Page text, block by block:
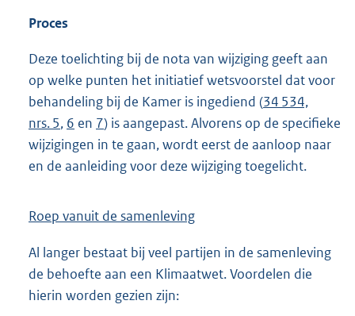
Proces
Deze toelichting bij de nota van wijziging geeft aan
op welke punten het initiatief wetsvoorstel dat voor
behandeling bij de Kamer is ingediend (34 534,
nrs. 5, 6 en 7) is aangepast. Alvorens op de specifieke
wijzigingen in te gaan, wordt eerst de aanloop naar
en de aanleiding voor deze wijziging toegelicht.
Roep vanuit de samenleving
Al langer bestaat bij veel partijen in de samenleving
de behoefte aan een Klimaatwet. Voordelen die
hierin worden gezien zijn: